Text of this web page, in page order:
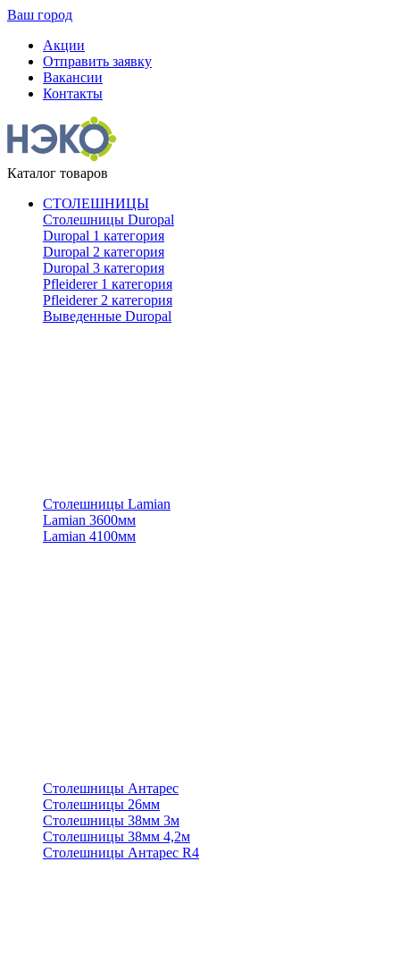
Ваш город
Акции
Отправить заявку
Вакансии
Контакты
Каталог товаров
СТОЛЕШНИЦЫ
Столешницы Duropal
Duropal 1 категория
Duropal 2 категория
Duropal 3 категория
Pfleiderer 1 категория
Pfleiderer 2 категория
Выведенные Duropal
Столешницы Lamian
Lamian 3600мм
Lamian 4100мм
Столешницы Антарес
Столешницы 26мм
Столешницы 38мм 3м
Столешницы 38мм 4,2м
Столешницы Антарес R4